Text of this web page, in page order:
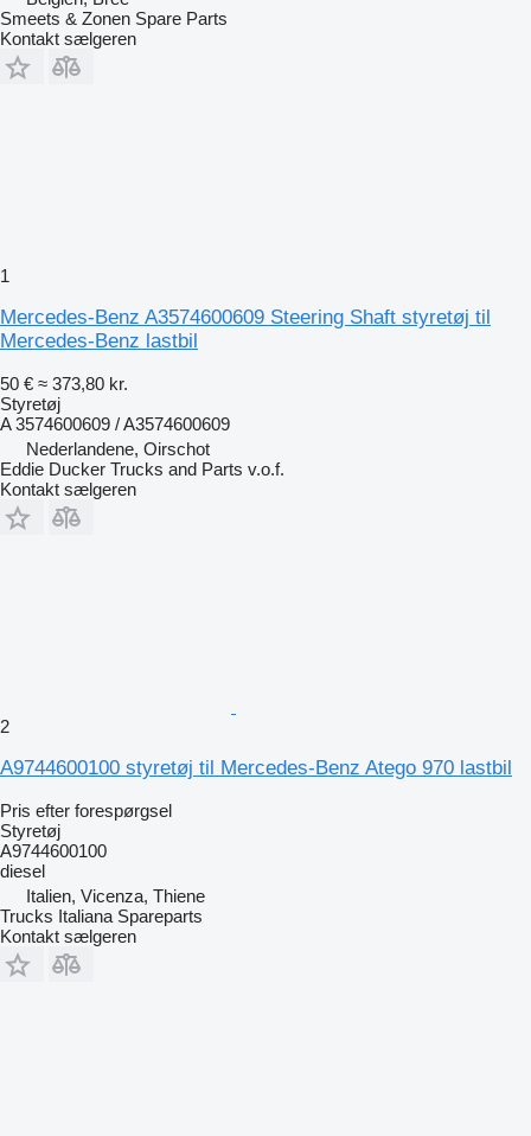
Smeets & Zonen Spare Parts
Kontakt sælgeren
1
Mercedes-Benz A3574600609 Steering Shaft styretøj til
Mercedes-Benz lastbil
50 € ≈ 373,80 kr.
Styretøj
A 3574600609 / A3574600609
Nederlandene, Oirschot
Eddie Ducker Trucks and Parts v.o.f.
Kontakt sælgeren
2
A9744600100 styretøj til Mercedes-Benz Atego 970 lastbil
Pris efter forespørgsel
Styretøj
A9744600100
diesel
Italien, Vicenza, Thiene
Trucks Italiana Spareparts
Kontakt sælgeren